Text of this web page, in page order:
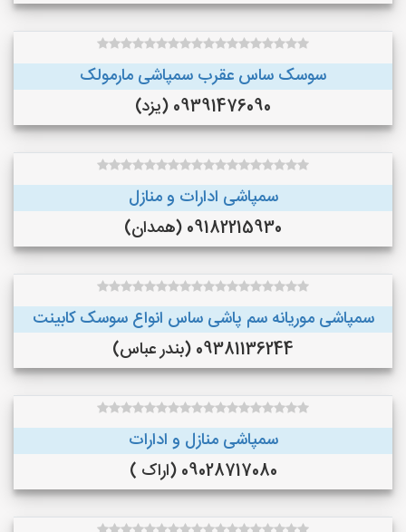
سوسک ساس عقرب سمپاشی مارمولک
09391476090 (یزد)
سمپاشی ادارات و منازل
09182215930 (همدان)
سمپاشی موریانه سم پاشی ساس انواع سوسک کابینت
09381136244 (بندر عباس)
سمپاشی منازل و ادارات
09028717080 (اراک )